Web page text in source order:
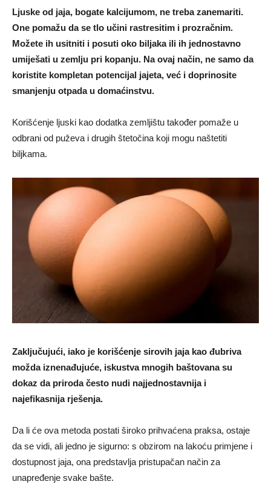
Ljuske od jaja, bogate kalcijumom, ne treba zanemariti.
One pomažu da se tlo učini rastresitim i prozračnim.
Možete ih usitniti i posuti oko biljaka ili ih jednostavno
umiješati u zemlju pri kopanju. Na ovaj način, ne samo da
koristite kompletan potencijal jajeta, već i doprinosite
smanjenju otpada u domaćinstvu.
Korišćenje ljuski kao dodatka zemljištu također pomaže u
odbrani od puževa i drugih štetočina koji mogu naštetiti
biljkama.
Zaključujući, iako je korišćenje sirovih jaja kao đubriva
možda iznenađujuće, iskustva mnogih baštovana su
dokaz da priroda često nudi najjednostavnija i
najefikasnija rješenja.
Da li će ova metoda postati široko prihvaćena praksa, ostaje
da se vidi, ali jedno je sigurno: s obzirom na lakoću primjene i
dostupnost jaja, ona predstavlja pristupačan način za
unapređenje svake bašte.